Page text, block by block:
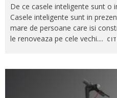
De ce casele inteligente sunt o
Casele inteligente sunt in
mare de persoane care isi
le renoveaza pe cele vechi....